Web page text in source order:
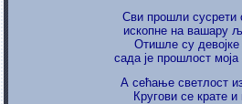
Сви прошли сусрети
ископне на вашару
Отишле су девојке
сада је прошлост моја
А сећање светлост
Кругови се крате и